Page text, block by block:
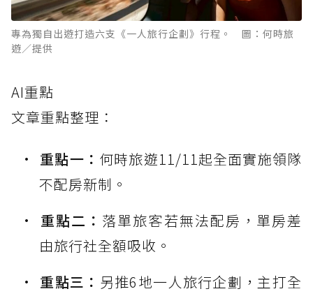
專為獨自出遊打造六支《一人旅行企劃》行程。 圖：何時旅
遊／提供
AI重點
文章重點整理：
重點一： 何時旅遊11/11起全面實施領隊
不配房新制。
重點二： 落單旅客若無法配房，單房差
由旅行社全額吸收。
重點三： 另推6地一人旅行企劃，主打全